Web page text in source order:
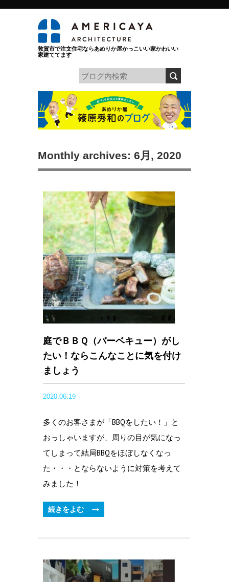
敦賀市で注文住宅ならあめりか屋かっこいい家かわいい
家建ててます
Monthly archives: 6月, 2020
庭でＢＢＱ（バーベキュー）がし
たい！ならこんなことに気を付け
ましょう
2020.06.19
多くのお客さまが「BBQをしたい！」と
おっしゃいますが、周りの目が気になっ
てしまって結局BBQをほぼしなくなっ
た・・・とならないように対策を考えて
みました！
続きをよむ